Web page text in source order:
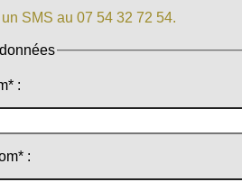
SMS au 07 54 32 72 54.
:
: